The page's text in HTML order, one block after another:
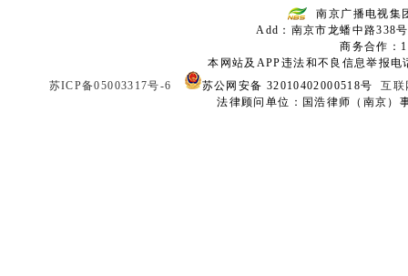
南京广播电视集
Add：南京市龙蟠中路
商务合作：
本网站及APP违法和不良信息举报
苏ICP备05003317号-6
苏公网安备 32010402000518号互联
法律顾问单位：国浩律师（南京）